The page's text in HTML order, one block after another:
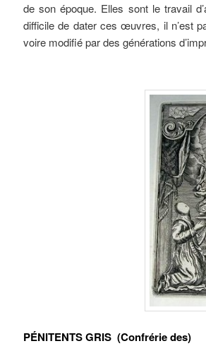
de son époque. Elles sont le travail
difficile de dater ces œuvres, il n’est
voire modifié par des générations
PÉNITENTS GRIS (Confrérie des)